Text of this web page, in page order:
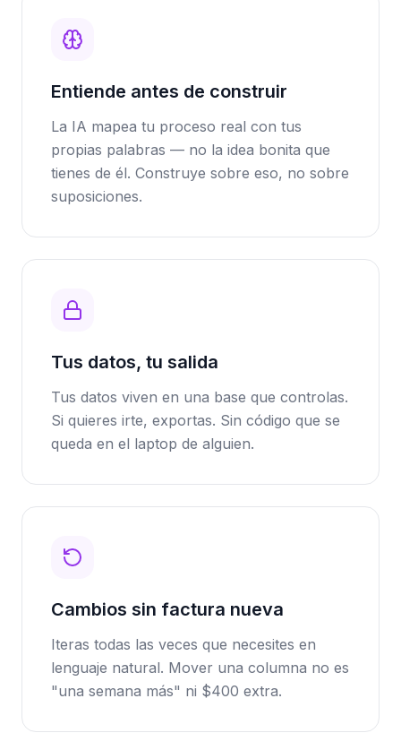
Entiende antes de construir
La IA mapea tu proceso real con tus
propias palabras — no la idea bonita que
tienes de él. Construye sobre eso, no sobre
suposiciones.
Tus datos, tu salida
Tus datos viven en una base que controlas.
Si quieres irte, exportas. Sin código que se
queda en el laptop de alguien.
Cambios sin factura nueva
Iteras todas las veces que necesites en
lenguaje natural. Mover una columna no es
"una semana más" ni $400 extra.